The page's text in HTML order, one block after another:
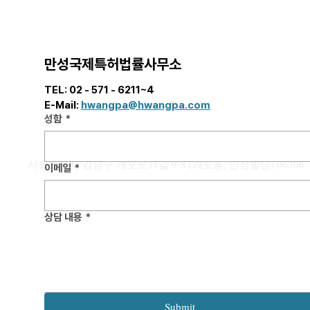
[해외 특허] 미국 특허출원,
의 활발한 글로
서울특별시 강남구 개포로31길 9-8 (개포동, 만성빌딩) 06306
만성국제특허법률사무소
TEL: 02 - 571 - 6211~4
E-Mail: hwangpa@hwangpa.com
성함 *
이메일 *
상담 내용 *
Submit